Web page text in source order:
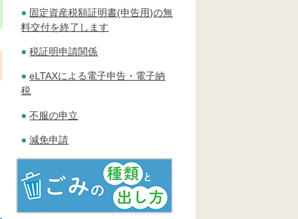
固定資産税額証明書(申告用)の無
料交付を終了します
税証明申請関係
eLTAXによる電子申告・電子納
税
不服の申立
減免申請